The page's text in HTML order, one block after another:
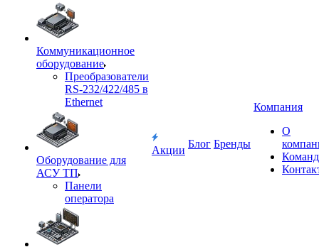
Коммуникационное
оборудование
Преобразователи
RS-232/422/485 в
Ethernet
Оборудование для
АСУ ТП
Панели
оператора
Акции
Блог Бренды
Компания
О